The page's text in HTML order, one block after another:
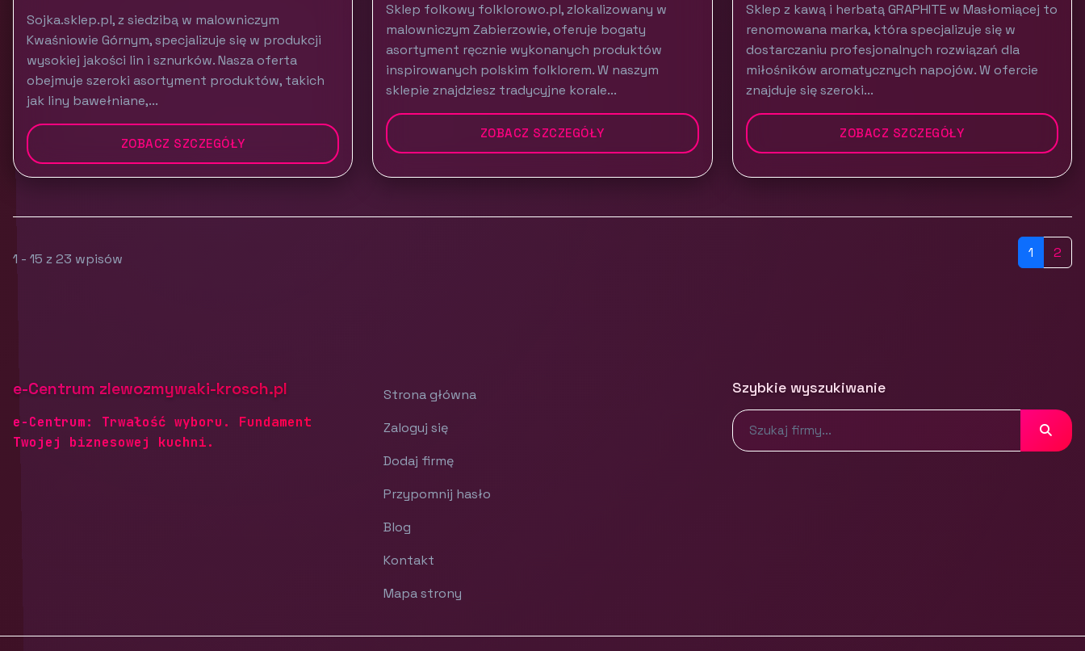
Sojka.sklep.pl, z siedzibą w malowniczym
Kwaśniowie Górnym, specjalizuje się w produkcji
wysokiej jakości lin i sznurków. Nasza oferta
obejmuje szeroki asortyment produktów, takich
jak liny bawełniane,...
ZOBACZ SZCZEGÓŁY
Sklep folkowy folklorowo.pl, zlokalizowany w
malowniczym Zabierzowie, oferuje bogaty
asortyment ręcznie wykonanych produktów
inspirowanych polskim folklorem. W naszym
sklepie znajdziesz tradycyjne korale...
ZOBACZ SZCZEGÓŁY
Sklep z kawą i herbatą GRAPHITE w Masłomiącej to
renomowana marka, która specjalizuje się w
dostarczaniu profesjonalnych rozwiązań dla
miłośników aromatycznych napojów. W ofercie
znajduje się szeroki...
ZOBACZ SZCZEGÓŁY
1 - 15 z 23 wpisów 1 2
e-Centrum zlewozmywaki-krosch.pl
e-Centrum: Trwałość wyboru. Fundament
Twojej biznesowej kuchni.
Strona główna
Zaloguj się
Dodaj firmę
Przypomnij hasło
Blog
Kontakt
Mapa strony
Szybkie wyszukiwanie